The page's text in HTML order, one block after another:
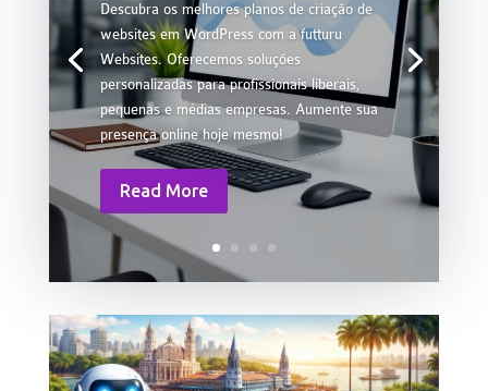
Descubra os melhores planos de criação de
websites em WordPress com a futturu
Websites. Oferecemos soluções
personalizadas para profissionais liberais,
pequenas e médias empresas. Aumente sua
presença online hoje mesmo!
Read More